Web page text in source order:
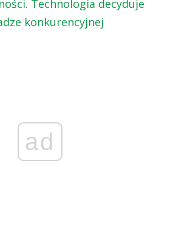
Technologia decyduje
konkurencyjnej
ad